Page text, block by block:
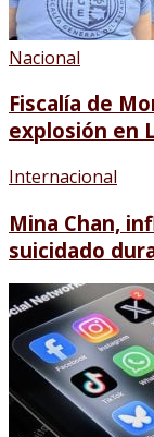
Nacional
Fiscalía de
explosión en
Internacional
Mina Chan,
suicidado